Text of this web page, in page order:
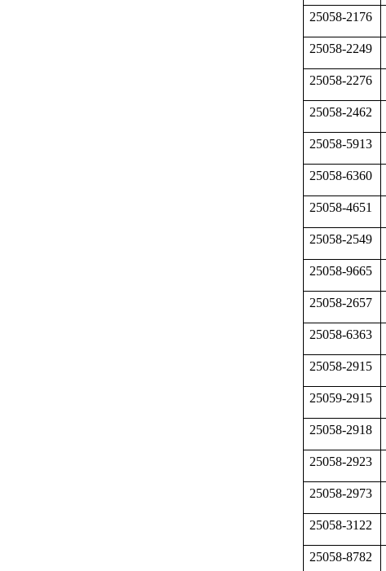
25058-2176
25058-2249
25058-2276
25058-2462
25058-5913
25058-6360
25058-4651
25058-2549
25058-9665
25058-2657
25058-6363
25058-2915
25059-2915
25058-2918
25058-2923
25058-2973
25058-3122
25058-8782